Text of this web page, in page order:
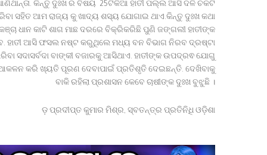
କିନ୍ତୁ ଦୁଃଖ ର ବିଷୟ 25ଟିକିଆ ହାତୀ ପଲ୍ଲ ଆସି ଦଳି ଚକଟି
ସହିତ ଆମ ରାଜ୍ୟ କୁ ଖାଦ୍ୟ ଶସ୍ୟ ଯୋଗାଇ ଥାଏ.କିନ୍ତୁ ଦୁଃଖ କଥା
ଧାନ କାଟି ଶାଗ ମାଛ ଦରରେ ବିକ୍ରିକରିଛି ପୁଣି ଜଙ୍ଗଲୀ ହାତୀଙ୍କ
ହାତୀ ଆସି ଫସଲ ନଷ୍ଟ କରୁଥିଲେ ମଧ୍ୟ ବନ ବିଭାଗ ନିରବ ଦ୍ରଷ୍ଟା
ସଦାସର୍ବଦା ବାଙ୍କୀ ବଜାରକୁ ଆସିଥାଏ. ହାତୀଙ୍କ ଉପଦ୍ରଵ ଯୋଗୁ
କରି ଖ୍ୟତି ପୂରଣ ଦେବାପାଇଁ ପ୍ରତିଶୃତି ଦେଇଛନ୍ତି. ଦେଖିବାକୁ
ବାକି ରହିଲା ପ୍ରଶାସନ କେବେ ଚାଷୀଙ୍କ ଦୁଃଖ ବୁଝୁଛି ।
ଡ଼ ପ୍ରଦୀପ୍ତ କୁମାର ମିଶ୍ର, ସ୍ବତନ୍ତ୍ର ପ୍ରତିନିଧି ଓଡ଼ିଶା